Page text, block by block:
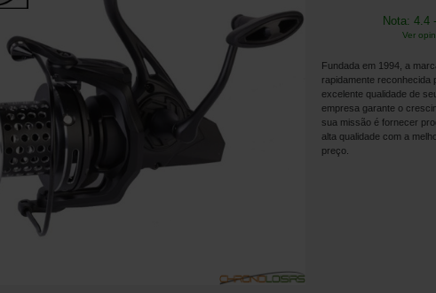
Nota: 4.4
Ver
Fundada em 1994, a
rapidamente reconhecida
excelente qualidade de
empresa garante o
sua missão é fornecer
alta qualidade com a
preço.